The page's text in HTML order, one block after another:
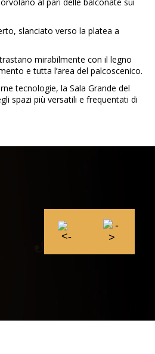
slanciato verso la platea a
mirabilmente con il legno
e tutta l’area del palcoscenico.
tecnologie, la Sala Grande del
spazi più versatili e frequentati di